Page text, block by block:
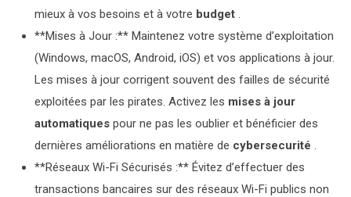
mieux à vos besoins et à votre budget .
**Mises à Jour :** Maintenez votre système d’exploitation
(Windows, macOS, Android, iOS) et vos applications à jour.
Les mises à jour corrigent souvent des failles de sécurité
exploitées par les pirates. Activez les mises à jour
automatiques pour ne pas les oublier et bénéficier des
dernières améliorations en matière de cybersecurité .
**Réseaux Wi-Fi Sécurisés :** Évitez d’effectuer des
transactions bancaires sur des réseaux Wi-Fi publics non